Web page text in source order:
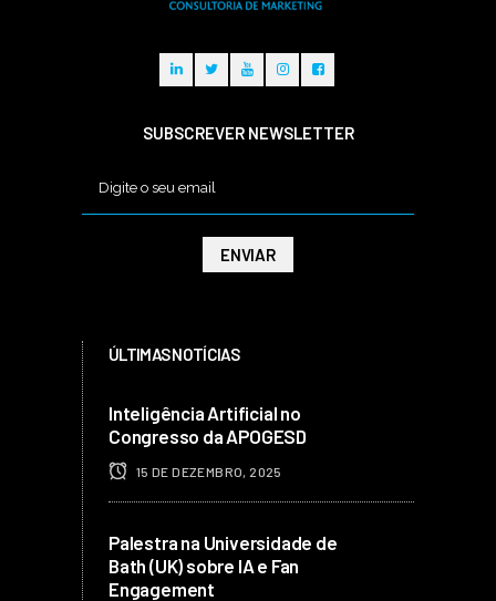
SUBSCREVER NEWSLETTER
ÚLTIMAS NOTÍCIAS
Inteligência Artificial no
Congresso da APOGESD
15 DE DEZEMBRO, 2025
Palestra na Universidade de
Bath (UK) sobre IA e Fan
Engagement